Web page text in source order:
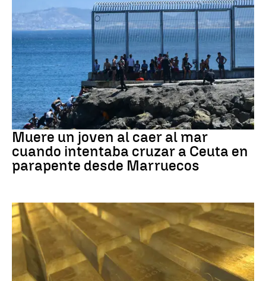
Ceuta
Muere un joven al caer al mar
cuando intentaba cruzar a Ceuta en
parapente desde Marruecos